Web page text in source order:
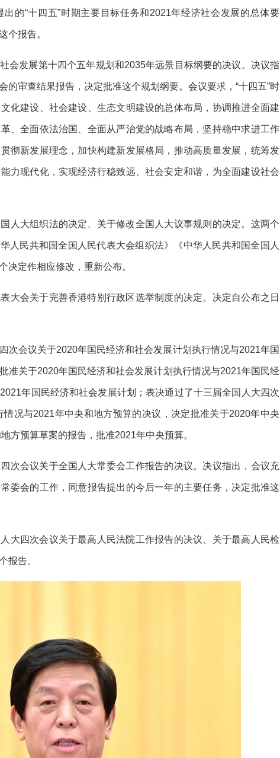
的“十四五”时期主要目标任务和2021年经济社会发展的总体要
个报告。
会发展第十四个五年规划和2035年远景目标纲要的决议。决议指
的审查结果报告，决定批准这个规划纲要。会议要求，“十四五”时
化建设、社会建设、生态文明建设的总体布局，协调推进全面建
、全面依法治国、全面从严治党的战略布局，坚持稳中求进工作
彻新发展理念，加快构建新发展格局，推动高质量发展，统筹发
力现代化，实现经济行稳致远、社会安定和谐，为全面建设社会
人大组织法的决定、关于修改全国人大议事规则的决定。这两个
人民共和国全国人民代表大会组织法》《中华人民共和国全国人
决定作相应修改，重新公布。
大会关于完善香港特别行政区选举制度的决定。决定自公布之日
次会议关于2020年国民经济和社会发展计划执行情况与2021年国
准关于2020年国民经济和社会发展计划执行情况与2021年国民经
年国民经济和社会发展计划；表决通过了十三届全国人大四次
况与2021年中央和地方预算的决议，决定批准关于2020年中央
方预算草案的报告，批准2021年中央预算。
次会议关于全国人大常委会工作报告的决议。决议指出，会议充
委会的工作，同意报告提出的今后一年的主要任务，决定批准这
大四次会议关于最高人民法院工作报告的决议、关于最高人民检
报告。